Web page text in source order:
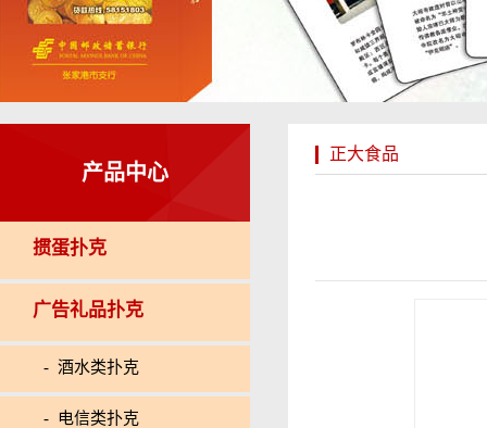
产品中心
掼蛋扑克
广告礼品扑克
- 酒水类扑克
- 电信类扑克
正大食品